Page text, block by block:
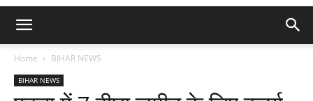
Home BIHAR NEWS
BIHAR NEWS